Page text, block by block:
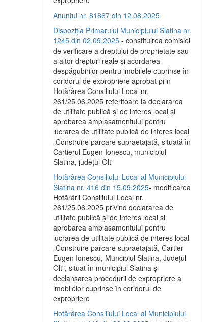
Anunțul nr. 81867 din 12.08.2025
Dispoziția Primarului Municipiului Slatina nr.
1245 din 02.09.2025 - constituirea comisiei
de verificare a dreptului de proprietate sau
a altor drepturi reale și acordarea
despăgubirilor pentru imobilele cuprinse în
coridorul de expropriere aprobat prin
Hotărârea Consiliului Local nr.
261/25.06.2025 referitoare la declararea
de utilitate publică și de interes local și
aprobarea amplasamentului pentru
lucrarea de utilitate publică de interes local
„Construire parcare supraetajată, situată în
Cartierul Eugen Ionescu, municipiul
Slatina, județul Olt”
Hotărârea Consiliului Local al Municipiului
Slatina nr. 416 din 15.09.2025- modificarea
Hotărârii Consiliului Local nr.
261/25.06.2025 privind declararea de
utilitate publică și de interes local și
aprobarea amplasamentului pentru
lucrarea de utilitate publică de interes local
„Construire parcare supraetajată, Cartier
Eugen Ionescu, Muncipiul Slatina, Județul
Olt”, situat în municipiul Slatina și
declanșarea procedurii de expropriere a
imobilelor cuprinse în coridorul de
expropriere
Hotărârea Consiliului Local al Municipiului